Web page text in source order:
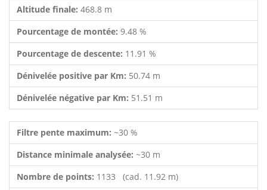
Altitude finale: 468.8 m
Pourcentage de montée: 9.48 %
Pourcentage de descente: 11.91 %
Dénivelée positive par Km: 50.74 m
Dénivelée négative par Km: 51.51 m
Filtre pente maximum: ~30 %
Distance minimale analysée: ~30 m
Nombre de points: 1133 (cad. 11.92 m)